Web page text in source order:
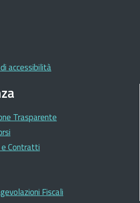
accessibilità
Trasparente
e Contratti
Fiscali